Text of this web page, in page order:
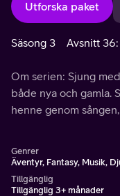
Utforska paket
Säsong 3 Avsnitt
Om serien: Sjung
både nya och gamla.
henne genom
Genrer
Äventyr, Fantasy, Musik,
Tillgänglig
Tillgänglig 3+ månader